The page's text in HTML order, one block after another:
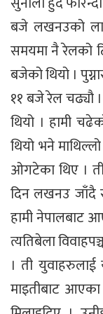
बजे लखनउको
समयमा नै रेलको
बजेको थियो ।
११ बजे रेल चढ्यौ
थियो । हामी
थियो भने
ओगटेका थिए । ती
दिन लखनउ जाँदै
हामी नेपालबाट
त्यतिबेला
। ती
माइतीबाट आएका